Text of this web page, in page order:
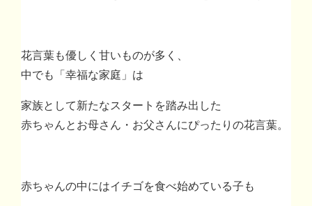
花言葉も優しく甘いものが多く、
中でも「幸福な家庭」は
家族として新たなスタートを踏み出した
赤ちゃんとお母さん・お父さんにぴったりの花言葉。
赤ちゃんの中にはイチゴを食べ始めている子も